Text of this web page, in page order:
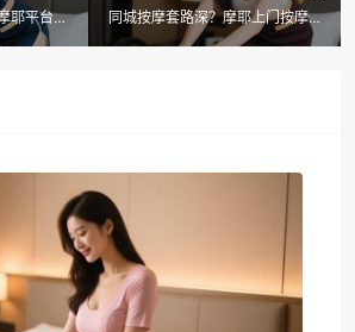
耶平台的
同城按摩套路深？摩耶上门按摩教
你识破 99% 的猫腻！